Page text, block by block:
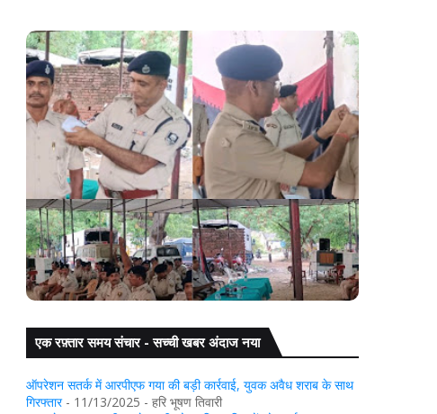
को पहनाया गया बैज
एक रफ़्तार समय संचार - सच्ची खबर अंदाज नया
ऑपरेशन सतर्क में आरपीएफ गया की बड़ी कार्रवाई, युवक अवैध शराब के साथ
गिरफ्तार- 11/13/2025 - हरि भूषण तिवारी